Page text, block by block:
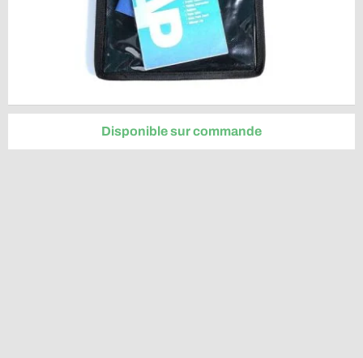
Disponible sur commande